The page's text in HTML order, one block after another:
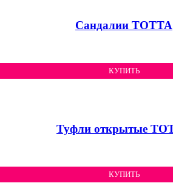
Сандалии ТОТТА
КУПИТЬ
Туфли открытые
КУПИТЬ